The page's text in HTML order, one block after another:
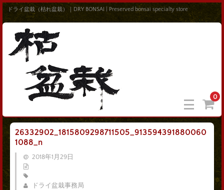
ドライ盆栽（枯れ盆栽）｜DRY BONSAI | Preserved bonsai specialty store
0
26332902_1815809298711505_913594391880060
1088_n
2018年1月29日
ドライ盆栽事務局